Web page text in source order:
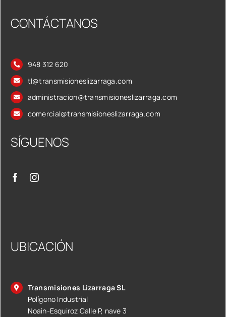
CONTÁCTANOS
948 312 620
tl@transmisioneslizarraga.com
administracion@transmisioneslizarraga.com
comercial@transmisioneslizarraga.com
SÍGUENOS
UBICACIÓN
Transmisiones Lizarraga SL
Polígono Industrial
Noain-Esquiroz Calle P, nave 3